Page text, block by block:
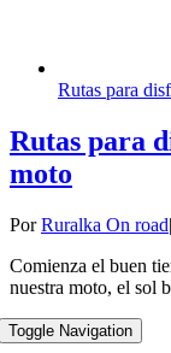
Rutas para
Rutas para
moto
PorRuralka On road|
Comienza el buen
nuestra moto, el sol
Toggle Navigation